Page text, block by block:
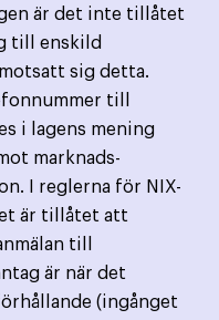
är det inte tillåtet
till enskild
sig detta.
till
i lagens mening
marknads­
I reglerna för NIX-
är tillåtet att
till
är när det
(ingånget